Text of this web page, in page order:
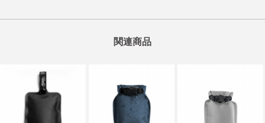
関連商品